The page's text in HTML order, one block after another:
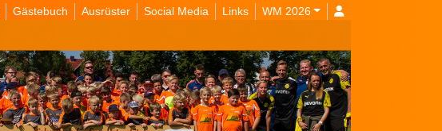
Gästebuch Ausrüster Social Media Links WM 2026